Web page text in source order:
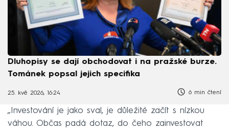
Dluhopisy se dají obchodovat i na pražské burze.
Tománek popsal jejich specifika
25. kvě 2026, 16:24 6 min čtení
„Investování je jako sval, je důležité začít s nízkou
váhou. Občas padá dotaz, do čeho zainvestovat